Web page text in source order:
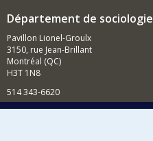
Département de sociologie
Pavillon Lionel-Groulx
3150, rue Jean-Brillant
Montréal (QC)
H3T 1N8
514 343-6620
Courriel